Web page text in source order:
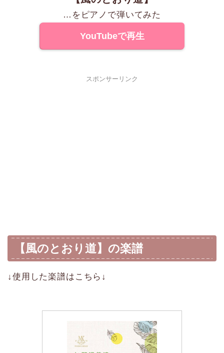
…をピアノで弾いてみた
YouTubeで再生
スポンサーリンク
【風のとおり道】の楽譜
↓使用した楽譜はこちら↓